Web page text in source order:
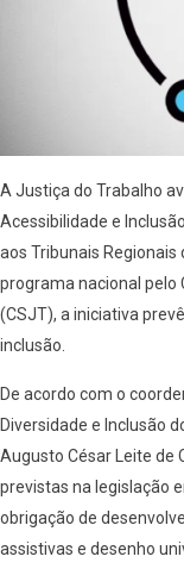
A Justiça do Trabalho
Acessibilidade e
aos Tribunais Regionais
programa nacional pelo
(CSJT), a iniciativa
inclusão.
De acordo com o
Diversidade e Inclusão
Augusto César Leite de
previstas na legislação
obrigação de
assistivas e desenho